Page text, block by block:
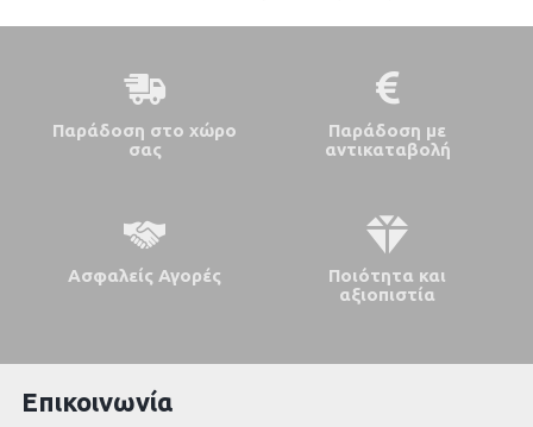
Παράδοση στο χώρο
σας
Παράδοση με
αντικαταβολή
Ασφαλείς Αγορές
Ποιότητα και
αξιοπιστία
Επικοινωνία